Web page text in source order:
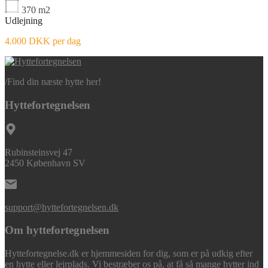
370 m2
Udlejning
4.000 DKK per dag
/Find din næste hytte her!
Hyttefortegnelsen
Rubinsteinsvej 47
2450 København SV
support@hyttefortegnelsen.dk
Om hyttefortegnelsen
Hyttefortegnelse.dk er hjemmesiden for dig, som er på udkig efter
en hytte eller lejrplads. Vi bestræber os på, at få så mange hytter ind